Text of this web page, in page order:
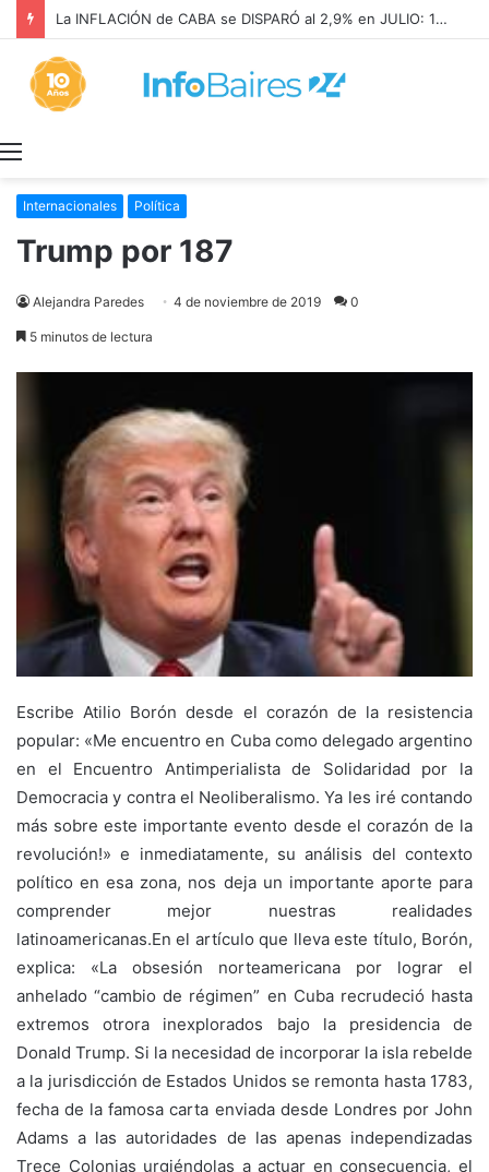
La INFLACIÓN de CABA se DISPARÓ al 2,9% en JULIO: 19,4% en 2026
Internacionales Política
Trump por 187
Alejandra Paredes 4 de noviembre de 2019 0
5 minutos de lectura
Escribe Atilio Borón desde el corazón de la resistencia
popular: «Me encuentro en Cuba como delegado argentino
en el Encuentro Antimperialista de Solidaridad por la
Democracia y contra el Neoliberalismo. Ya les iré contando
más sobre este importante evento desde el corazón de la
revolución!» e inmediatamente, su análisis del contexto
político en esa zona, nos deja un importante aporte para
comprender mejor nuestras realidades
latinoamericanas.En el artículo que lleva este título, Borón,
explica: «La obsesión norteamericana por lograr el
anhelado “cambio de régimen” en Cuba recrudeció hasta
extremos otrora inexplorados bajo la presidencia de
Donald Trump. Si la necesidad de incorporar la isla rebelde
a la jurisdicción de Estados Unidos se remonta hasta 1783,
fecha de la famosa carta enviada desde Londres por John
Adams a las autoridades de las apenas independizadas
Trece Colonias urgiéndolas a actuar en consecuencia, el